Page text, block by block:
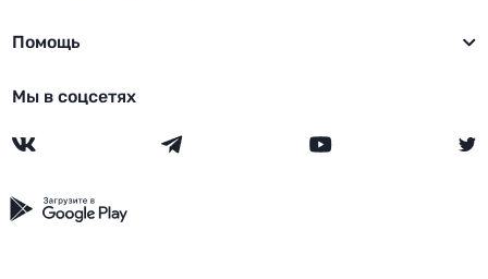
Помощь
Мы в соцсетях